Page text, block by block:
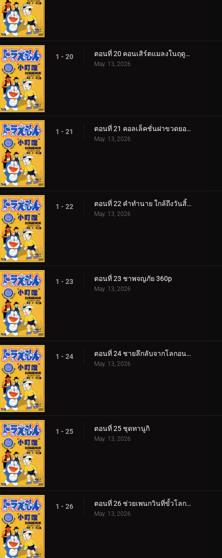
1 - 20 ตอนที่ 20 คอนเสิร์ตแมลงในฤดูใบไม้ร่วง
May. 13, 2026
1 - 21 ตอนที่ 21 คอลเล็คชั่นฝาขวดยอดนิยม
May. 13, 2026
1 - 22 ตอนที่ 22 คำทำนาย ใกล้ถึงวันสิ้นโลกแล้วเหรอ v1
May. 13, 2026
1 - 23 ตอนที่ 23 ชาพจญภัย 360p
May. 13, 2026
1 - 24 ตอนที่ 24 ชายลึกลับจากโลกอนาคต
May. 13, 2026
1 - 25 ตอนที่ 25 ชุดทานูกิ
May. 13, 2026
1 - 26 ตอนที่ 26 ช่วยเพนกวินที่ขั้วโลกใต้ v1
May. 13, 2026